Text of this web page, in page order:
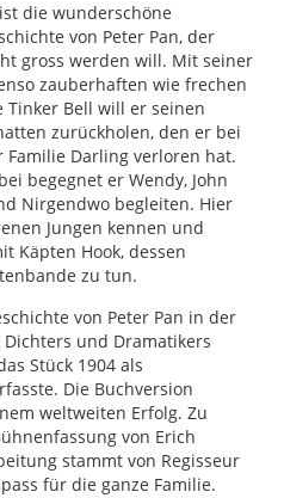
die wunderschöne
von Peter Pan, der
gross werden will. Mit seiner
zauberhaften wie frechen
Tinker Bell will er seinen
zurückholen, den er bei
Familie Darling verloren hat.
begegnet er Wendy, John
Nirgendwo begleiten. Hier
Jungen kennen und
Käpten Hook, dessen
zu tun.
von Peter Pan in der
und Dramatikers
Stück 1904 als
Die Buchversion
weltweiten Erfolg. Zu
von Erich
stammt von Regisseur
für die ganze Familie.